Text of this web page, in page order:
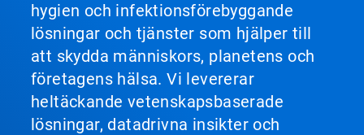
hygien och infektionsförebyggande
lösningar och tjänster som hjälper till
att skydda människors, planetens och
företagens hälsa. Vi levererar
heltäckande vetenskapsbaserade
lösningar, datadrivna insikter och